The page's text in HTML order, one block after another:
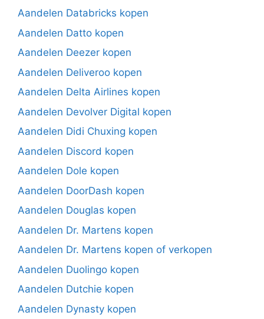
Aandelen Databricks kopen
Aandelen Datto kopen
Aandelen Deezer kopen
Aandelen Deliveroo kopen
Aandelen Delta Airlines kopen
Aandelen Devolver Digital kopen
Aandelen Didi Chuxing kopen
Aandelen Discord kopen
Aandelen Dole kopen
Aandelen DoorDash kopen
Aandelen Douglas kopen
Aandelen Dr. Martens kopen
Aandelen Dr. Martens kopen of verkopen
Aandelen Duolingo kopen
Aandelen Dutchie kopen
Aandelen Dynasty kopen